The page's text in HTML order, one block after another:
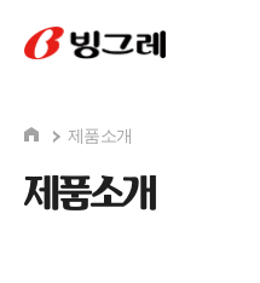
제품소개
제품소개